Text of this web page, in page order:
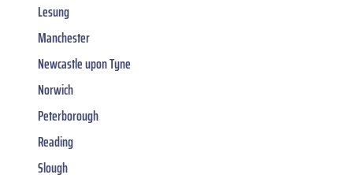
Lesung
Manchester
Newcastle upon Tyne
Norwich
Peterborough
Reading
Slough